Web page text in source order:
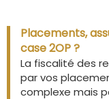
Placements,
case 2OP ?
La fiscalité des
par vos
complexe mais